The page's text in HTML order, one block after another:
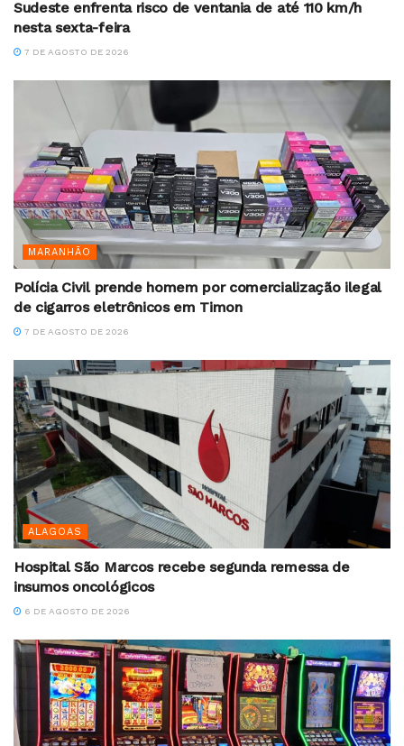
Sudeste enfrenta risco de ventania de até 110 km/h
nesta sexta-feira
7 DE AGOSTO DE 2026
MARANHÃO
Polícia Civil prende homem por comercialização ilegal
de cigarros eletrônicos em Timon
7 DE AGOSTO DE 2026
ALAGOAS
Hospital São Marcos recebe segunda remessa de
insumos oncológicos
6 DE AGOSTO DE 2026